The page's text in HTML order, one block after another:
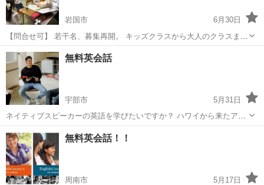
岩国市
6月30日
【問合せ可】 若干名、募集再開。 キッズクラスから大人のクラスま
で、マンツーマン、少人数のレッスンができます。 お気軽にどうぞ。
山口 岩国市 英語 不定期
無料英会話
宇部市
5月31日
ネイティブスピーカーの英語を学びたいですか？ ハワイから来たアー
ロンといいます。私と3人の友達は教会のボランティア宣教師として無
料で英会話を教えています。 グループ英会話と個別の英会話ができま
す！ 毎週水曜日の19時か...
山口 宇部市 英会話
無料英会話！！
周南市
5月17日